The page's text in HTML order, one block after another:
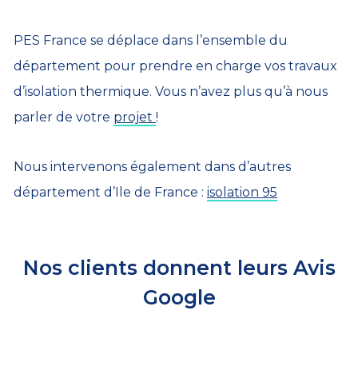
PES France se déplace dans l’ensemble du
département pour prendre en charge vos travaux
d’isolation thermique. Vous n’avez plus qu’à nous
parler de votre projet !
Nous intervenons également dans d’autres
département d’Ile de France : isolation 95
Nos clients donnent leurs Avis
Google